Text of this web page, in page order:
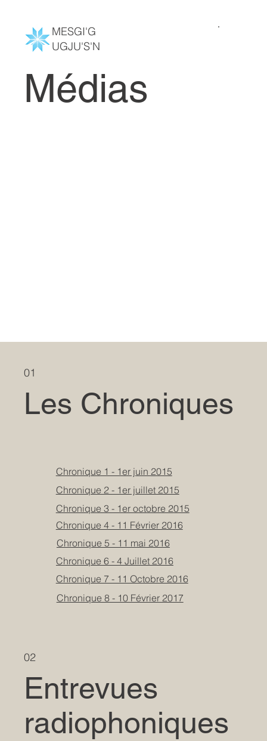
MESGI'G
UGJU'S'N
Médias
01
Les Chroniques
Chronique 1 - 1er juin 2015
Chronique 2 - 1er juillet 2015
Chronique 3 - 1er octobre 2015
Chronique 4 - 11 Février 2016
Chronique 5 - 11 mai 2016
Chronique 6 - 4 Juillet 2016
Chronique 7 - 11 Octobre 2016
Chronique 8 - 10 Février 2017
02
Entrevues
radiophoniques